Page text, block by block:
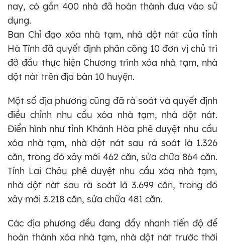
nay, có gần 400 nhà đã hoàn thành đưa vào sử
dụng.
Ban Chỉ đạo xóa nhà tạm, nhà dột nát của tỉnh
Hà Tĩnh đã quyết định phân công 10 đơn vị chủ trì
đỡ đầu thực hiện Chương trình xóa nhà tạm, nhà
dột nát trên địa bàn 10 huyện.
Một số địa phương cũng đã rà soát và quyết định
điều chỉnh nhu cầu xóa nhà tạm, nhà dột nát.
Điển hình như tỉnh Khánh Hòa phê duyệt nhu cầu
xóa nhà tạm, nhà dột nát sau rà soát là 1.326
căn, trong đó xây mới 462 căn, sửa chữa 864 căn.
Tỉnh Lai Châu phê duyệt nhu cầu xóa nhà tạm,
nhà dột nát sau rà soát là 3.699 căn, trong đó
xây mới 3.218 căn, sửa chữa 481 căn.
Các địa phương đều đang đẩy nhanh tiến độ để
hoàn thành xóa nhà tạm, nhà dột nát trước thời